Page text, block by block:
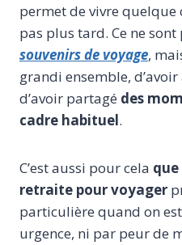
permet de vivre quelque
pas plus tard. Ce ne
souvenirs de voyage,
grandi ensemble,
d’avoir partagé des
cadre habituel.
C’est aussi pour cela
retraite pour voyager
particulière quand on
urgence, ni par peur de